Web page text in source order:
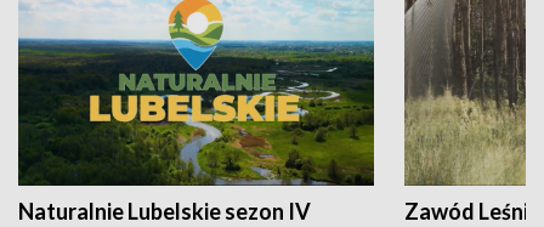
Naturalnie Lubelskie sezon IV Zawód Leśnik